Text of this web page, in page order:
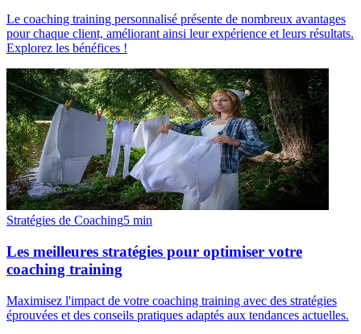
Le coaching training personnalisé présente de nombreux avantages
pour chaque client, améliorant ainsi leur expérience et leurs résultats.
Explorez les bénéfices !
Stratégies de Coaching5 min
Les meilleures stratégies pour optimiser votre
coaching training
Maximisez l'impact de votre coaching training avec des stratégies
éprouvées et des conseils pratiques adaptés aux tendances actuelles.